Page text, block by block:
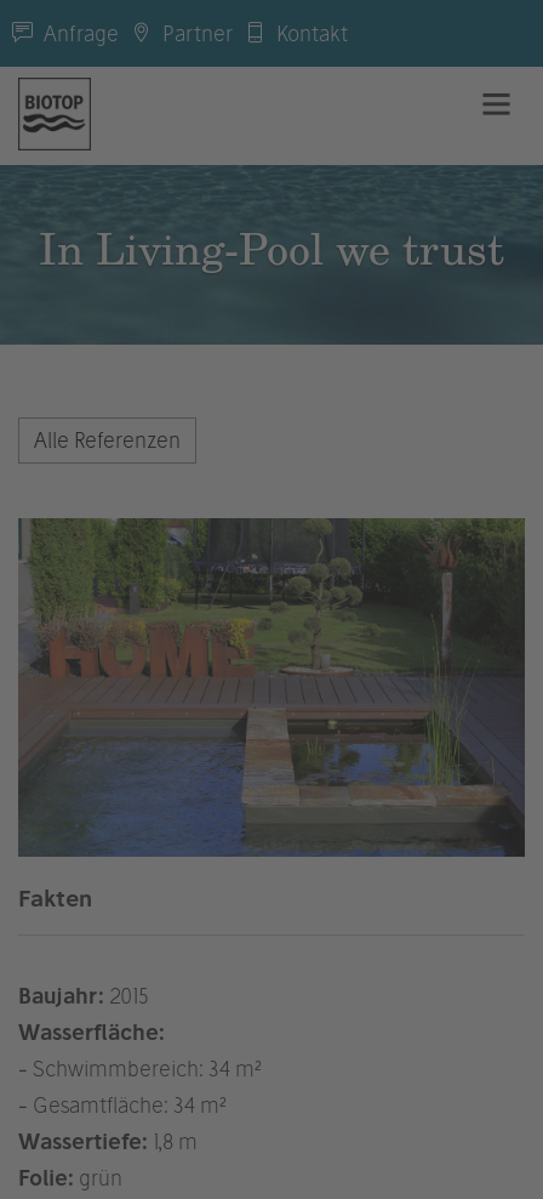
Anfrage Partner Kontakt
In Living-Pool we trust
Alle Referenzen
Fakten
Baujahr: 2015
Wasserfläche:
- Schwimmbereich: 34 m²
- Gesamtfläche: 34 m²
Wassertiefe: 1,8 m
Folie: grün